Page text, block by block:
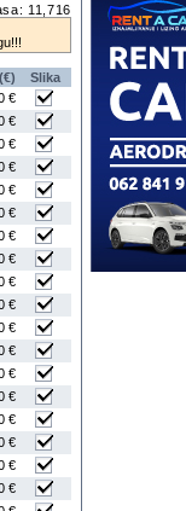
11,716
Slika
€
€
€
€
€
€
€
€
€
€
€
€
€
€
€
€
€
€